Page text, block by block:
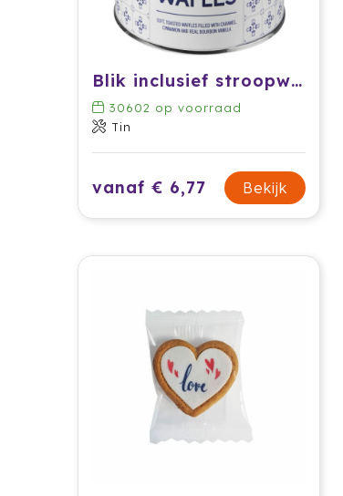
Blik inclusief stroopwafels William
30602 op voorraad
Tin
vanaf € 6,77 Bekijk